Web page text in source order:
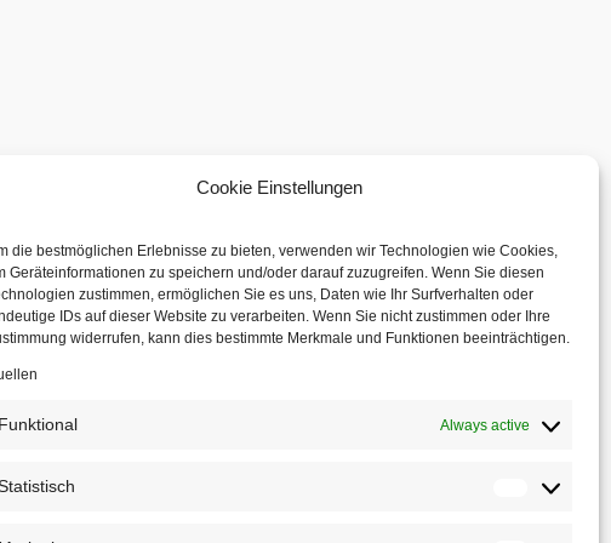
Cookie Einstellungen
die bestmöglichen Erlebnisse zu bieten, verwenden wir Technologien wie Cookies,
Geräteinformationen zu speichern und/oder darauf zuzugreifen. Wenn Sie diesen
zustimmen, ermöglichen Sie es uns, Daten wie Ihr Surfverhalten oder
IDs auf dieser Website zu verarbeiten. Wenn Sie nicht zustimmen oder Ihre
widerrufen, kann dies bestimmte Merkmale und Funktionen beeinträchtigen.
Funktional Always active
Instagram